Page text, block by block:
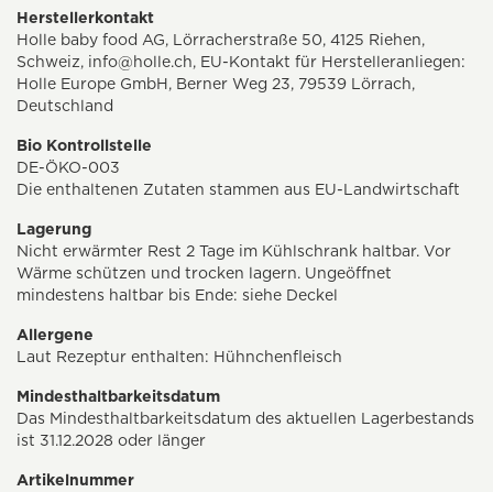
Herstellerkontakt
Holle baby food AG, Lörracherstraße 50, 4125 Riehen,
Schweiz, info@holle.ch, EU-Kontakt für Herstelleranliegen:
Holle Europe GmbH, Berner Weg 23, 79539 Lörrach,
Deutschland
Bio Kontrollstelle
DE-ÖKO-003
Die enthaltenen Zutaten stammen aus EU-Landwirtschaft
Lagerung
Nicht erwärmter Rest 2 Tage im Kühlschrank haltbar. Vor
Wärme schützen und trocken lagern. Ungeöffnet
mindestens haltbar bis Ende: siehe Deckel
Allergene
Laut Rezeptur enthalten: Hühnchenfleisch
Mindesthaltbarkeitsdatum
Das Mindesthaltbarkeitsdatum des aktuellen Lagerbestands
ist 31.12.2028 oder länger
Artikelnummer